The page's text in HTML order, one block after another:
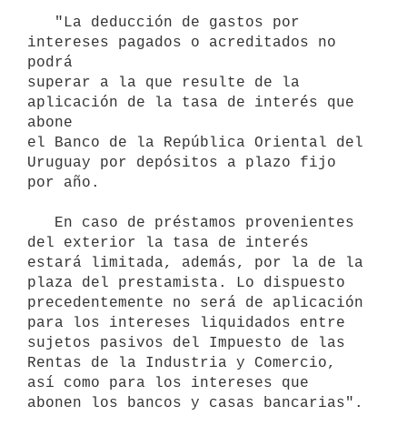
intereses pagados o acreditados no
podrá
superar a la que resulte de la
aplicación de la tasa de interés que
abone
el Banco de la República Oriental del
Uruguay por depósitos a plazo fijo
por año.
del exterior la tasa de interés
estará limitada, además, por la de la
plaza del prestamista. Lo dispuesto
precedentemente no será de aplicación
para los intereses liquidados entre
sujetos pasivos del Impuesto de las
Rentas de la Industria y Comercio,
así como para los intereses que
abonen los bancos y casas bancarias".